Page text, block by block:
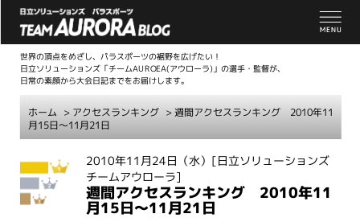
世界の頂点をめざし、パラスポーツの裾野を広げたい！
日立ソリューションズ「チームAUROEA(アウローラ)」の選手・監督が、
日常の素顔から大会日記までをお届けします。
ホーム > アクセスランキング > 週間アクセスランキング 2010年11
月15日～11月21日
2010年11月24日（水） [日立ソリューションズ
チームアウローラ]
週間アクセスランキング 2010年11
月15日～11月21日